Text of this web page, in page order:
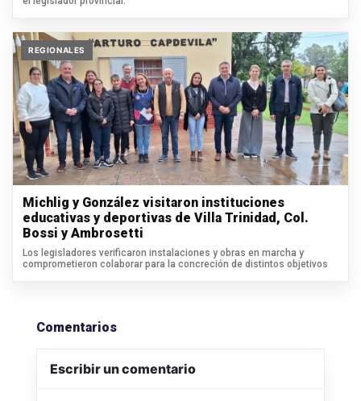
REGIONALES
Michlig y González visitaron instituciones
educativas y deportivas de Villa Trinidad, Col.
Bossi y Ambrosetti
Los legisladores verificaron instalaciones y obras en marcha y
comprometieron colaborar para la concreción de distintos objetivos
Comentarios
Escribir un comentario